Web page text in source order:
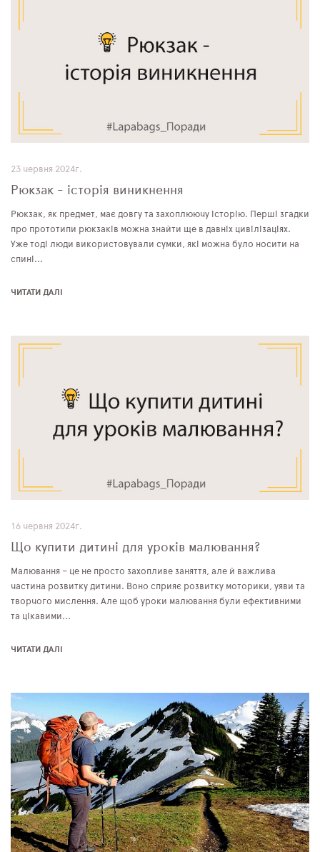
23 червня 2024г.
Рюкзак - історія виникнення
Рюкзак, як предмет, має довгу та захоплюючу історію. Перші згадки
про прототипи рюкзаків можна знайти ще в давніх цивілізаціях.
Уже тоді люди використовували сумки, які можна було носити на
спині...
ЧИТАТИ ДАЛІ
16 червня 2024г.
Що купити дитині для уроків малювання?
Малювання – це не просто захопливе заняття, але й важлива
частина розвитку дитини. Воно сприяє розвитку моторики, уяви та
творчого мислення. Але щоб уроки малювання були ефективними
та цікавими...
ЧИТАТИ ДАЛІ